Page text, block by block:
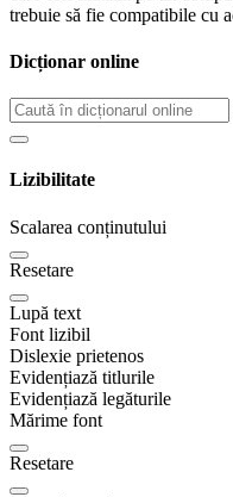
trebuie să fie compatibile cu
Dicționar online
Lizibilitate
Scalarea conținutului
Resetare
Lupă text
Font lizibil
Dislexie prietenos
Evidențiază titlurile
Evidențiază legăturile
Mărime font
Resetare